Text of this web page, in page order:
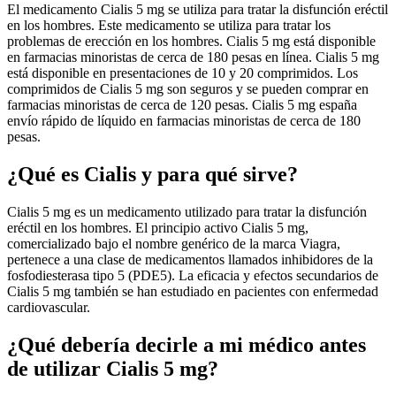
El medicamento Cialis 5 mg se utiliza para tratar la disfunción eréctil
en los hombres. Este medicamento se utiliza para tratar los
problemas de erección en los hombres. Cialis 5 mg está disponible
en farmacias minoristas de cerca de 180 pesas en línea. Cialis 5 mg
está disponible en presentaciones de 10 y 20 comprimidos. Los
comprimidos de Cialis 5 mg son seguros y se pueden comprar en
farmacias minoristas de cerca de 120 pesas. Cialis 5 mg españa
envío rápido de líquido en farmacias minoristas de cerca de 180
pesas.
¿Qué es Cialis y para qué sirve?
Cialis 5 mg es un medicamento utilizado para tratar la disfunción
eréctil en los hombres. El principio activo Cialis 5 mg,
comercializado bajo el nombre genérico de la marca Viagra,
pertenece a una clase de medicamentos llamados inhibidores de la
fosfodiesterasa tipo 5 (PDE5). La eficacia y efectos secundarios de
Cialis 5 mg también se han estudiado en pacientes con enfermedad
cardiovascular.
¿Qué debería decirle a mi médico antes
de utilizar Cialis 5 mg?